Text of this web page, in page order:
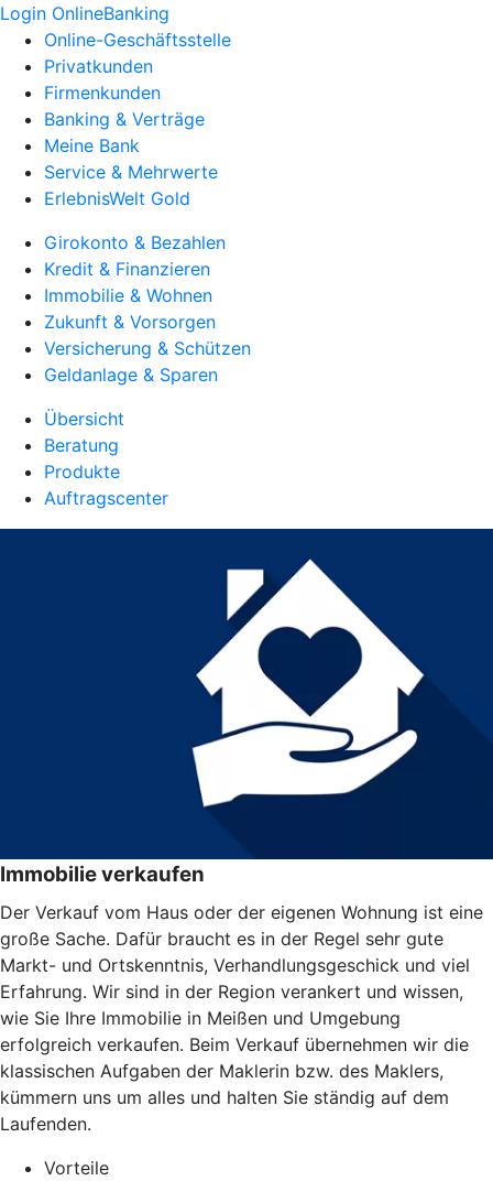
Login OnlineBanking
Online-Geschäftsstelle
Privatkunden
Firmenkunden
Banking & Verträge
Meine Bank
Service & Mehrwerte
ErlebnisWelt Gold
Girokonto & Bezahlen
Kredit & Finanzieren
Immobilie & Wohnen
Zukunft & Vorsorgen
Versicherung & Schützen
Geldanlage & Sparen
Übersicht
Beratung
Produkte
Auftragscenter
Immobilie verkaufen
Der Verkauf vom Haus oder der eigenen Wohnung ist eine
große Sache. Dafür braucht es in der Regel sehr gute
Markt- und Ortskenntnis, Verhandlungsgeschick und viel
Erfahrung. Wir sind in der Region verankert und wissen,
wie Sie Ihre Immobilie in Meißen und Umgebung
erfolgreich verkaufen. Beim Verkauf übernehmen wir die
klassischen Aufgaben der Maklerin bzw. des Maklers,
kümmern uns um alles und halten Sie ständig auf dem
Laufenden.
Vorteile